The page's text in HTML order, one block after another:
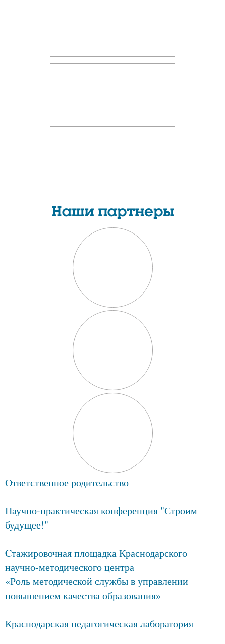
Ответственное родительство
Научно-практическая конференция "Строим
будущее!"
Cтажировочная площадка Краснодарского
научно-методического центра
«Роль методической службы в управлении
повышением качества образования»
Краснодарская педагогическая лаборатория
Наши партнеры